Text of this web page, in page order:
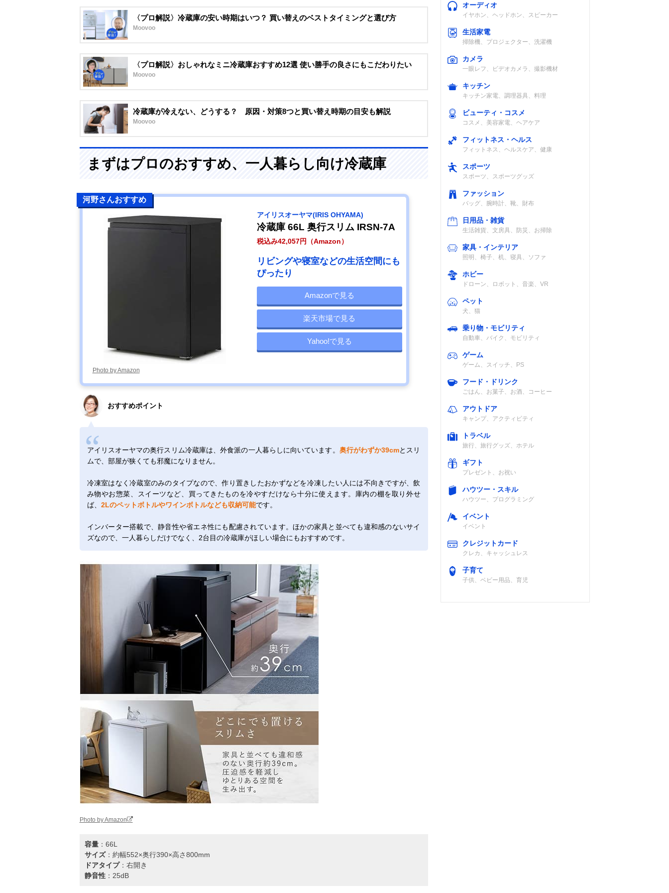
〈プロ解説〉冷蔵庫の安い時期はいつ？ 買い替えのベストタイミングと選び方
Moovoo
〈プロ解説〉おしゃれなミニ冷蔵庫おすすめ12選 使い勝手の良さにもこだわりたい
Moovoo
冷蔵庫が冷えない、どうする？ 原因・対策8つと買い替え時期の目安も解説
Moovoo
まずはプロのおすすめ、一人暮らし向け冷蔵庫
河野さんおすすめ
Photo by Amazon
アイリスオーヤマ(IRIS OHYAMA)
冷蔵庫 66L 奥行スリム IRSN-7A
税込み42,057円（Amazon）
リビングや寝室などの生活空間にも
ぴったり
Amazonで見る
楽天市場で見る
Yahoo!で見る
おすすめポイント
アイリスオーヤマの奥行スリム冷蔵庫は、外食派の一人暮らしに向いています。 奥行がわずか39cmとスリ
ムで、部屋が狭くても邪魔になりません。
冷凍室はなく冷蔵室のみのタイプなので、作り置きしたおかずなどを冷凍したい人には不向きですが、飲
み物やお惣菜、スイーツなど、買ってきたものを冷やすだけなら十分に使えます。庫内の棚を取り外せ
ば、 2Lのペットボトルやワインボトルなども収納可能です。
インバーター搭載で、静音性や省エネ性にも配慮されています。ほかの家具と並べても違和感のないサイ
ズなので、一人暮らしだけでなく、2台目の冷蔵庫がほしい場合にもおすすめです。
Photo by Amazon
容量：66L
サイズ：約幅552×奥行390×高さ800mm
ドアタイプ：右開き
静音性：25dB
オーディオ
イヤホン、ヘッドホン、スピーカー
生活家電
掃除機、プロジェクター、洗濯機
カメラ
一眼レフ、ビデオカメラ、撮影機材
キッチン
キッチン家電、調理器具、料理
ビューティ・コスメ
コスメ、美容家電、ヘアケア
フィットネス・ヘルス
フィットネス、ヘルスケア、健康
スポーツ
スポーツ、スポーツグッズ
ファッション
バッグ、腕時計、靴、財布
日用品・雑貨
生活雑貨、文房具、防災、お掃除
家具・インテリア
照明、椅子、机、寝具、ソファ
ホビー
ドローン、ロボット、音楽、VR
ペット
犬、猫
乗り物・モビリティ
自動車、バイク、モビリティ
ゲーム
ゲーム、スイッチ、PS
フード・ドリンク
ごはん、お菓子、お酒、コーヒー
アウトドア
キャンプ、アクティビティ
トラベル
旅行、旅行グッズ、ホテル
ギフト
プレゼント、お祝い
ハウツー・スキル
ハウツー、プログラミング
イベント
イベント
クレジットカード
クレカ、キャッシュレス
子育て
子供、ベビー用品、育児